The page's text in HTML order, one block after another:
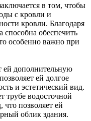
в том, чтобы
с кровли и
кровли. Благодаря
способна обеспечить
особенно важно при
ей дополнительную
ей долгое
и эстетический вид.
трубе водосточной
позволяет ей
облик здания.